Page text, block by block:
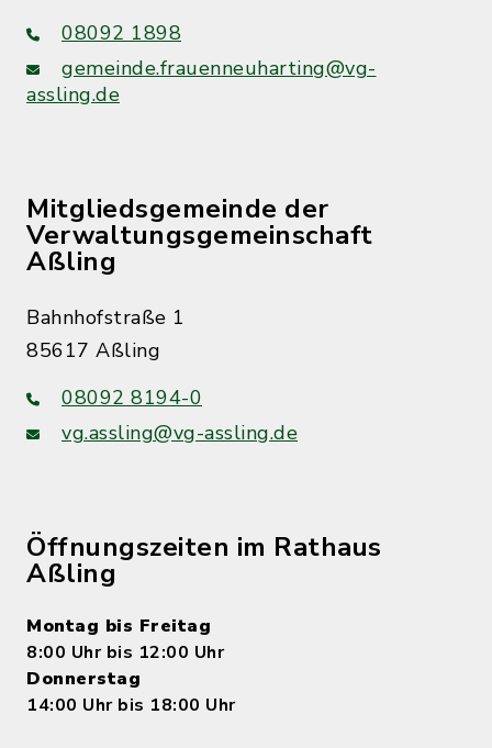
08092 1898
gemeinde.frauenneuharting@vg-
assling.de
Mitgliedsgemeinde der
Verwaltungsgemeinschaft
Aßling
Bahnhofstraße 1
85617 Aßling
08092 8194-0
vg.assling@vg-assling.de
Öffnungszeiten im Rathaus
Aßling
Montag bis Freitag
8:00 Uhr bis 12:00 Uhr
Donnerstag
14:00 Uhr bis 18:00 Uhr